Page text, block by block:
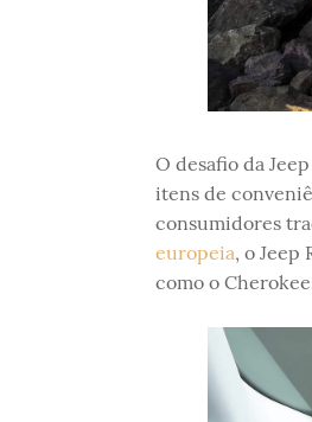
O desafio da
itens de
consumidores
europeia, o Jeep
como o